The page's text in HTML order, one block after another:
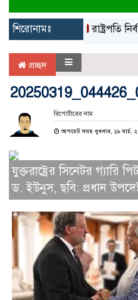
শিরোনামঃ রাষ্ট্রপতি
প্রচ্ছদ
রিপোর্টারের নাম
আপডেট সময় বুধবার, ১৯ মার্চ,
যুক্তরাষ্ট্রের সিনেটর গ্যারি
ড. ইউনুস, ছবি: প্রধান